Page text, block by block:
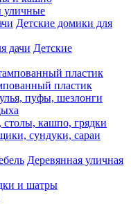
уличные
Детские домики для
Детские
пластик
пуфы, шезлонги
кашпо, грядки
сундуки, сараи
Деревянная уличная
и шатры